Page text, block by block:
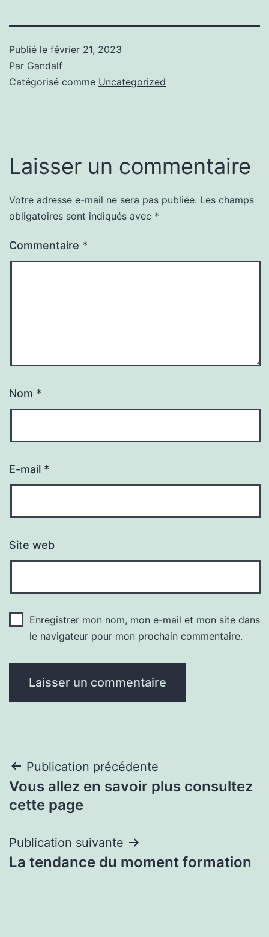
Publié le février 21, 2023
Par Gandalf
Catégorisé comme Uncategorized
Laisser un commentaire
Votre adresse e-mail ne sera pas publiée. Les champs
obligatoires sont indiqués avec *
Commentaire *
Nom *
E-mail *
Site web
Enregistrer mon nom, mon e-mail et mon site dans
le navigateur pour mon prochain commentaire.
Navigation
de
Publication précédente
Vous allez en savoir plus consultez
cette page
Publication suivante
La tendance du moment formation